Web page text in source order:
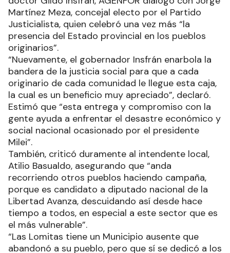
Martínez Meza, concejal electo por el Partido
Justicialista, quien celebró una vez más “la
presencia del Estado provincial en los pueblos
originarios”.
“Nuevamente, el gobernador Insfrán enarbola la
bandera de la justicia social para que a cada
originario de cada comunidad le llegue esta caja,
la cual es un beneficio muy apreciado”, declaró.
Estimó que “esta entrega y compromiso con la
gente ayuda a enfrentar el desastre económico y
social nacional ocasionado por el presidente
Milei”.
También, criticó duramente al intendente local,
Atilio Basualdo, asegurando que “anda
recorriendo otros pueblos haciendo campaña,
porque es candidato a diputado nacional de la
Libertad Avanza, descuidando así desde hace
tiempo a todos, en especial a este sector que es
el más vulnerable”.
“Las Lomitas tiene un Municipio ausente que
abandonó a su pueblo, pero que sí se dedicó a los